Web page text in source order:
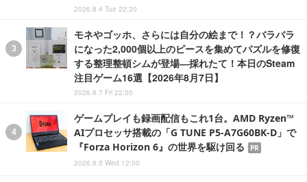
2026.8.4 Tue 22:20
モネやゴッホ、さらには自分の絵まで！？バラバラ
になった2,000個以上のピースを集めてパズルを修復
する整理整頓シムが登場―採れたて！本日のSteam
注目ゲーム16選【2026年8月7日】
2026.8.7 Fri 22:00
ゲームプレイも録画配信もこれ1台。AMD Ryzen™
AIプロセッサ搭載の「G TUNE P5-A7G60BK-D」で
『Forza Horizon 6』の世界を駆け回る
PR
2026.8.5 Wed 12:00